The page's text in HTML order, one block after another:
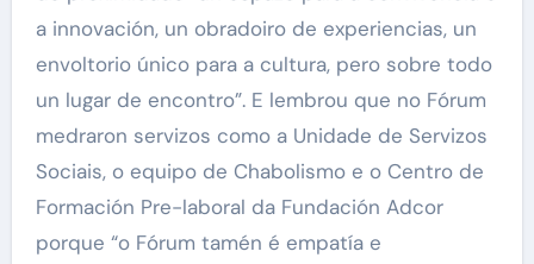
a innovación, un obradoiro de experiencias, un
envoltorio único para a cultura, pero sobre todo
un lugar de encontro”. E lembrou que no Fórum
medraron servizos como a Unidade de Servizos
Sociais, o equipo de Chabolismo e o Centro de
Formación Pre-laboral da Fundación Adcor
porque “o Fórum tamén é empatía e